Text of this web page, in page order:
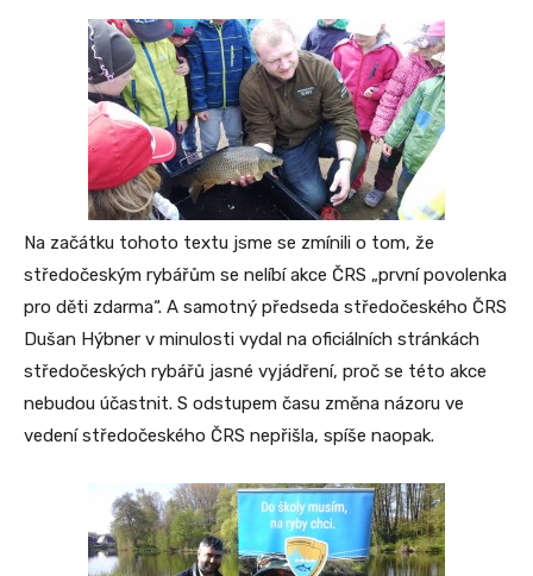
Na začátku tohoto textu jsme se zmínili o tom, že
středočeským rybářům se nelíbí akce ČRS „první povolenka
pro děti zdarma“. A samotný předseda středočeského ČRS
Dušan Hýbner v minulosti vydal na oficiálních stránkách
středočeských rybářů jasné vyjádření, proč se této akce
nebudou účastnit. S odstupem času změna názoru ve
vedení středočeského ČRS nepřišla, spíše naopak.